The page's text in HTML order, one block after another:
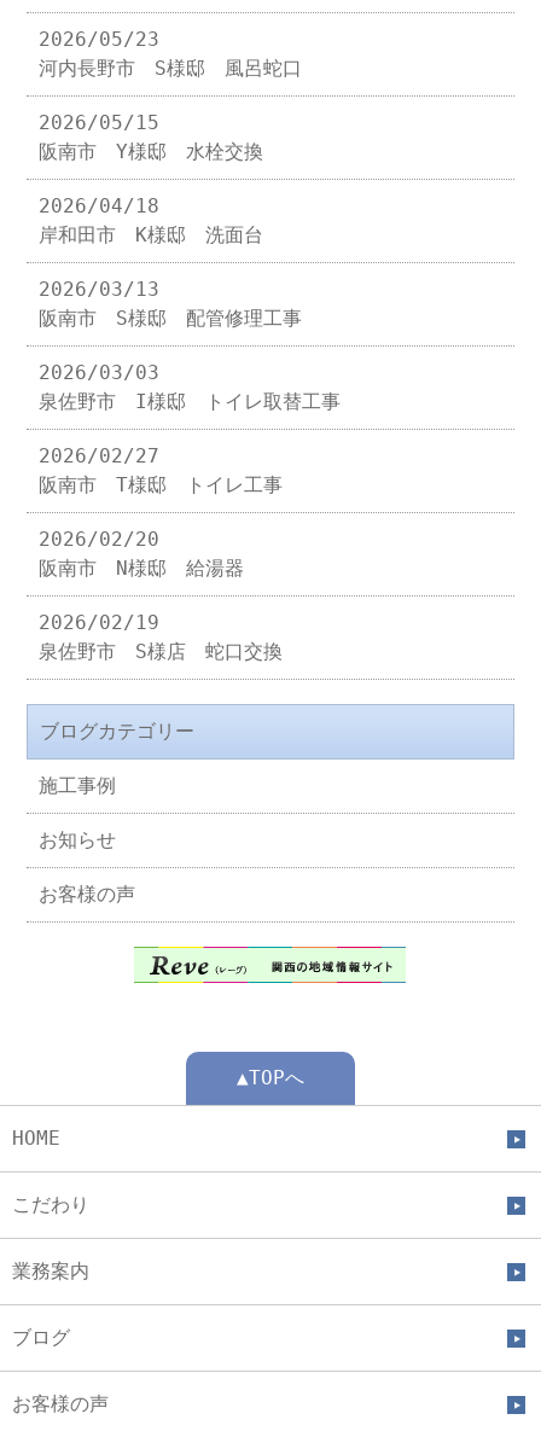
2026/05/23
河内長野市 S様邸 風呂蛇口
2026/05/15
阪南市 Y様邸 水栓交換
2026/04/18
岸和田市 K様邸 洗面台
2026/03/13
阪南市 S様邸 配管修理工事
2026/03/03
泉佐野市 I様邸 トイレ取替工事
2026/02/27
阪南市 T様邸 トイレ工事
2026/02/20
阪南市 N様邸 給湯器
2026/02/19
泉佐野市 S様店 蛇口交換
ブログカテゴリー
施工事例
お知らせ
お客様の声
▲TOPへ
HOME
こだわり
業務案内
ブログ
お客様の声